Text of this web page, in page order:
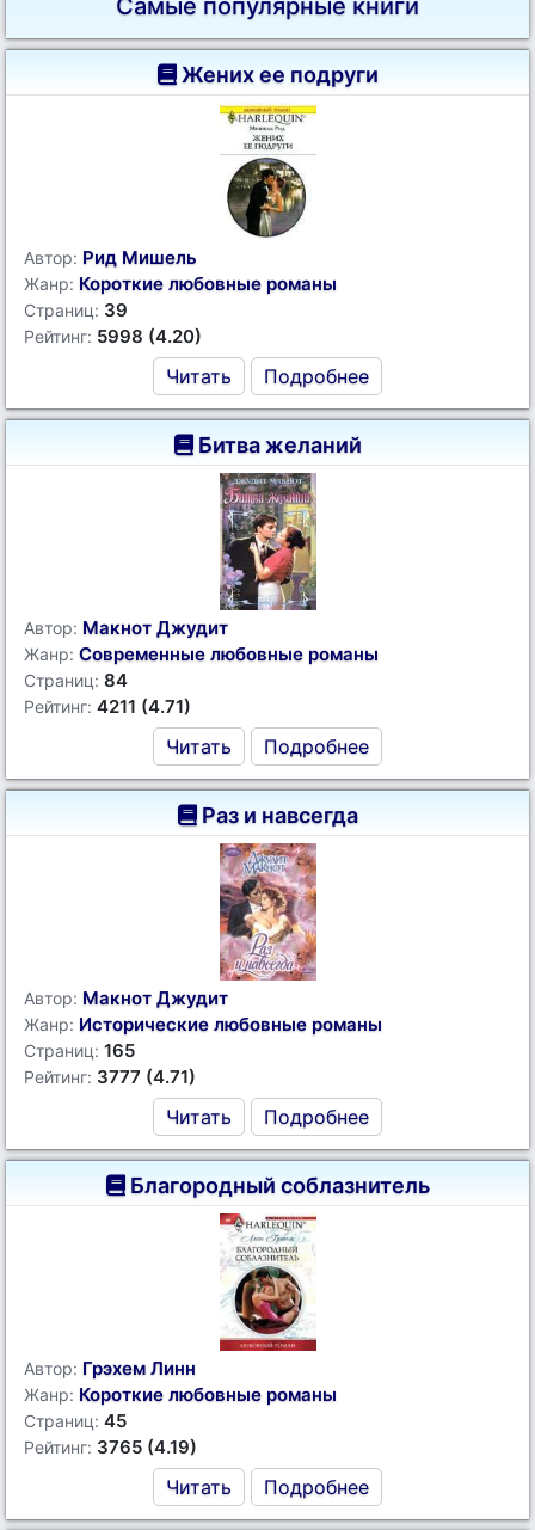
Самые популярные книги
Жених ее подруги
Автор: Рид Мишель
Жанр: Короткие любовные романы
Страниц: 39
Рейтинг: 5998 (4.20)
Читать Подробнее
Битва желаний
Автор: Макнот Джудит
Жанр: Современные любовные романы
Страниц: 84
Рейтинг: 4211 (4.71)
Читать Подробнее
Раз и навсегда
Автор: Макнот Джудит
Жанр: Исторические любовные романы
Страниц: 165
Рейтинг: 3777 (4.71)
Читать Подробнее
Благородный соблазнитель
Автор: Грэхем Линн
Жанр: Короткие любовные романы
Страниц: 45
Рейтинг: 3765 (4.19)
Читать Подробнее